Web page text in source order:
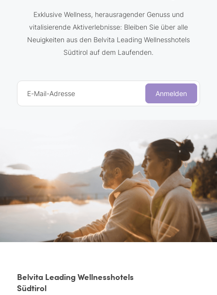
Exklusive Wellness, herausragender Genuss und
vitalisierende Aktiverlebnisse: Bleiben Sie über alle
Neuigkeiten aus den Belvita Leading Wellnesshotels
Südtirol auf dem Laufenden.
E-Mail-Adresse Anmelden
Belvita Leading Wellnesshotels
Südtirol